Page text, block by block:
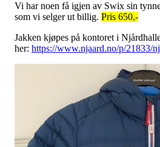
Vi har noen få igjen av Swix sin
som vi selger ut billig. Pris 650,-
Jakken kjøpes på kontoret i
her: https://www.njaard.no/p/21833/